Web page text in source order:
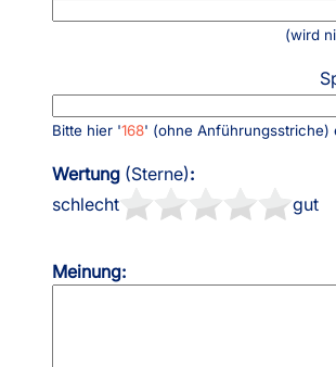
(wird
Bitte hier '168' (ohne Anführungsstriche)
Wertung (Sterne):
schlecht
gut
Meinung: